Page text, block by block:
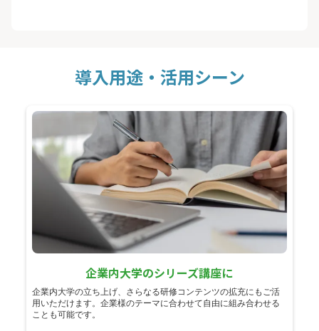
導入用途・活用シーン
企業内大学のシリーズ講座に
企業内大学の立ち上げ、さらなる研修コンテンツの拡充にもご活
用いただけます。企業様のテーマに合わせて自由に組み合わせる
ことも可能です。